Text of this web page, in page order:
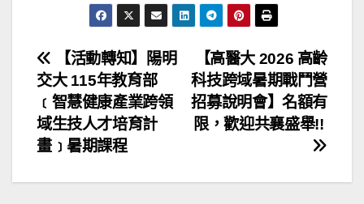
文
章
導
【高醫大 2026 高齡
科技跨域暑期戰鬥營
招募說明會】名額有
限，歡迎共襄盛舉!!
【活動轉知】陽明
交大 115年教育部
﹝智慧健康產業跨領
域生技人才培育計
畫﹞暑期課程